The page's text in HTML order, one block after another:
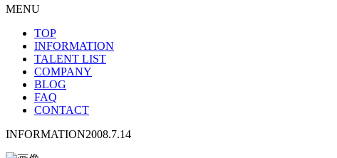
MENU
TOP
INFORMATION
TALENT LIST
COMPANY
BLOG
FAQ
CONTACT
INFORMATION2008.7.14